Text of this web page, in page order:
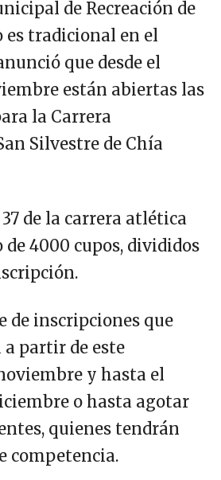
de Recreación de
es tradicional en el
que desde el
están abiertas las
la Carrera
Silvestre de Chía
de la carrera atlética
de 4000 cupos, divididos
de inscripciones que
partir de este
y hasta el
o hasta agotar
quienes tendrán
competencia.